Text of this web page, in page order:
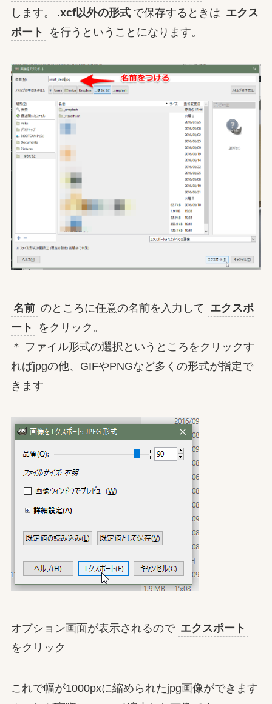
します。
.xcf以外の形式 で保存するときは エクス
ポート
を行うということになります。
名前 のところに任意の名前を入力して エクスポ
ート
をクリック。
＊ ファイル形式の選択というところをクリックす
ればjpgの他、GIFやPNGなど多くの形式が指定で
きます
オプション画面が表示されるので エクスポート
をクリック
これで幅が1000pxに縮められたjpg画像ができます